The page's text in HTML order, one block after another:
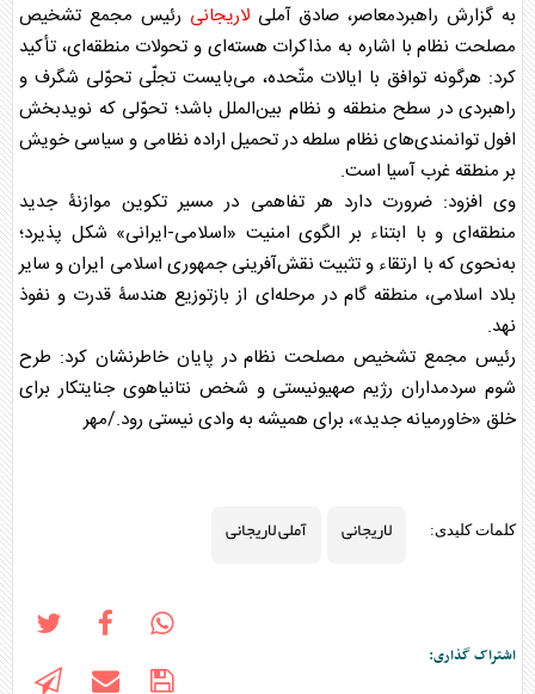
به گزارش راهبردمعاصر، صادق آملیلاریجانی رئیس مجمع تشخیص
مصلحت نظام با اشاره به مذاکرات هسته‌ای و تحولات منطقه‌ای، تأکید
کرد: هرگونه توافق با ایالات متّحده، می‌بایست تجلّی تحوّلی شگرف و
راهبردی در سطح منطقه و نظام بین‌الملل باشد؛ تحوّلی که نویدبخش
افول توانمندی‌های نظام سلطه در تحمیل اراده نظامی و سیاسی خویش
بر منطقه غرب آسیا است.
وی افزود: ضرورت دارد هر تفاهمی در مسیر تکوین موازنۀ جدید
منطقه‌ای و با ابتناء بر الگوی امنیت «اسلامی-ایرانی» شکل پذیرد؛
به‌نحوی که با ارتقاء و تثبیت نقش‌آفرینی جمهوری اسلامی ایران و سایر
بلاد اسلامی، منطقه گام در مرحله‌ای از بازتوزیع هندسۀ قدرت و نفوذ
نهد.
رئیس مجمع تشخیص مصلحت نظام در پایان خاطرنشان کرد: طرح
شوم سردمداران رژیم صهیونیستی و شخص نتانیاهوی جنایتکار برای
خلق «خاورمیانه جدید»، برای همیشه به وادی نیستی رود./مهر
کلمات کلیدی: لاریجانی آملی لاریجانی
اشتراک گذاری: